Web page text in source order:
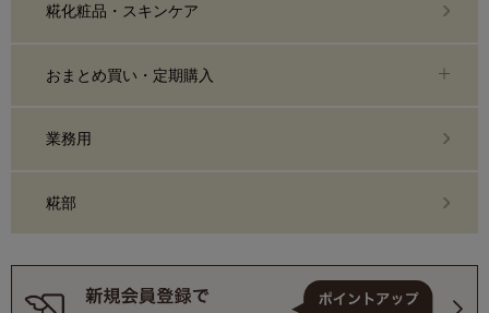
糀化粧品・スキンケア
おまとめ買い・定期購入
業務用
糀部